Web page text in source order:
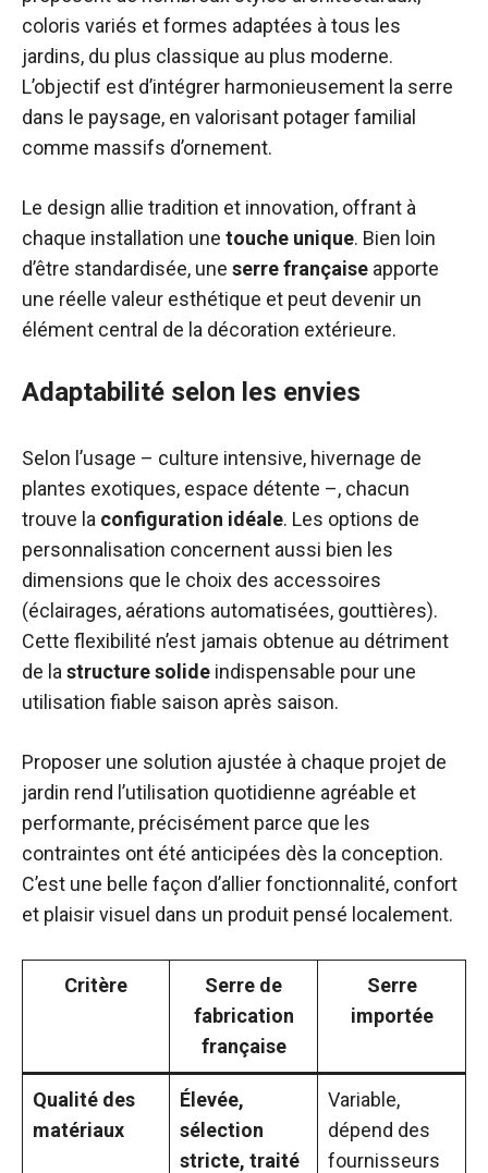
coloris variés et formes adaptées à tous les
jardins, du plus classique au plus moderne.
L’objectif est d’intégrer harmonieusement la serre
dans le paysage, en valorisant potager familial
comme massifs d’ornement.
Le design allie tradition et innovation, offrant à
chaque installation une touche unique. Bien loin
d’être standardisée, une serre française apporte
une réelle valeur esthétique et peut devenir un
élément central de la décoration extérieure.
Adaptabilité selon les envies
Selon l’usage – culture intensive, hivernage de
plantes exotiques, espace détente –, chacun
trouve la configuration idéale. Les options de
personnalisation concernent aussi bien les
dimensions que le choix des accessoires
(éclairages, aérations automatisées, gouttières).
Cette flexibilité n’est jamais obtenue au détriment
de la structure solide indispensable pour une
utilisation fiable saison après saison.
Proposer une solution ajustée à chaque projet de
jardin rend l’utilisation quotidienne agréable et
performante, précisément parce que les
contraintes ont été anticipées dès la conception.
C’est une belle façon d’allier fonctionnalité, confort
et plaisir visuel dans un produit pensé localement.
Critère
Serre de
fabrication
française
Serre
importée
Qualité des
matériaux
Élevée,
sélection
stricte, traité
Variable,
dépend des
fournisseurs